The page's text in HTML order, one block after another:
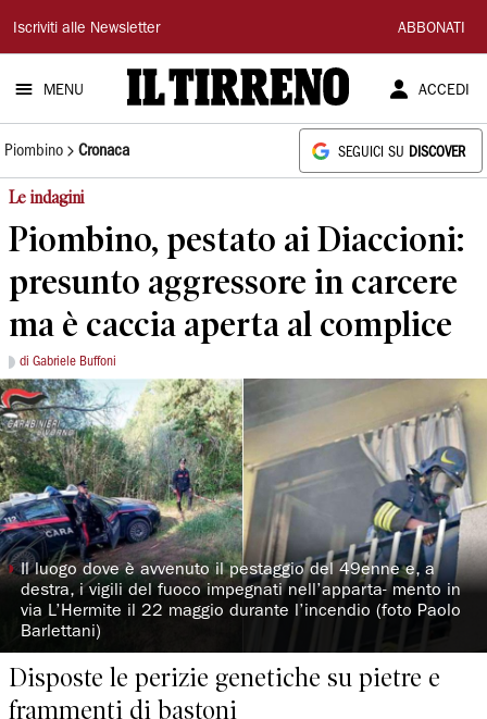
Il
Tirreno
Iscriviti alle Newsletter ABBONATI
MENU ACCEDI
Piombino Cronaca SEGUICI SU DISCOVER
Le indagini
Piombino, pestato ai Diaccioni:
presunto aggressore in carcere
ma è caccia aperta al complice
di Gabriele Buffoni
◗Il luogo dove è avvenuto il pestaggio del 49enne e, a
destra, i vigili del fuoco impegnati nell’apparta- mento in
via L’Hermite il 22 maggio durante l’incendio (foto Paolo
Barlettani)
Disposte le perizie genetiche su pietre e
frammenti di bastoni